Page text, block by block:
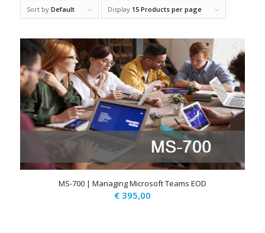
Sort by Default Display 15 Products per page
MS-700 | Managing Microsoft Teams EOD
€395,00